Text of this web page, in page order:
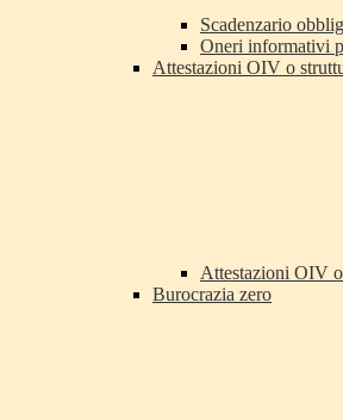
Scadenzario
Oneri informativi
Attestazioni OIV o
Attestazioni OIV
Burocrazia zero